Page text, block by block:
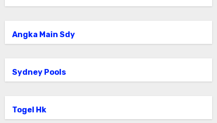
Angka Main Sdy
Sydney Pools
Togel Hk